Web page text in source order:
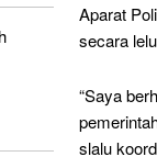
Aparat
secara
“Saya
slalu